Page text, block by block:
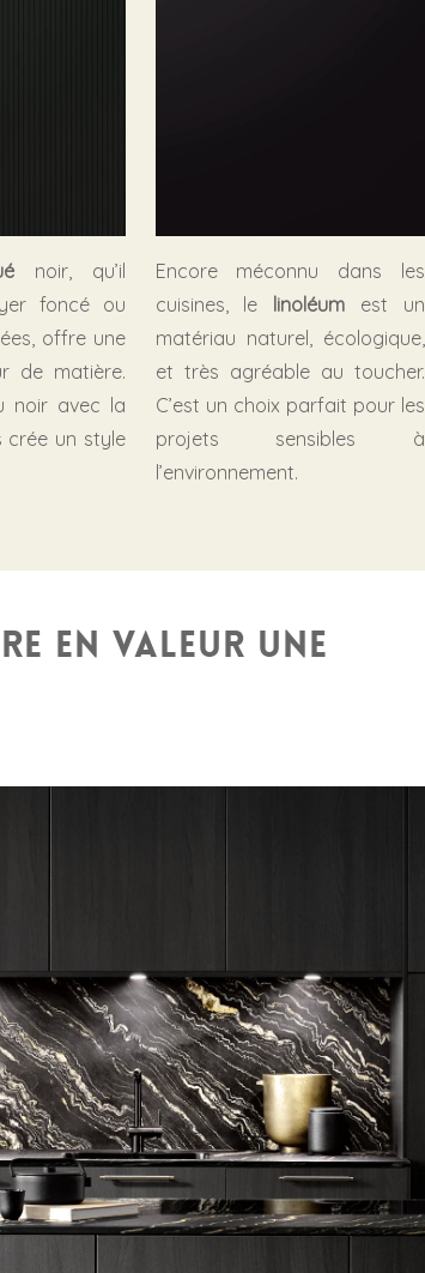
noir, qu’il
foncé ou
offre une
de matière.
noir avec la
crée un style
Encore méconnu dans les
cuisines, le linoléum est un
matériau naturel, écologique,
et très agréable au toucher.
C’est un choix parfait pour les
projets sensibles à
l’environnement.
en valeur une